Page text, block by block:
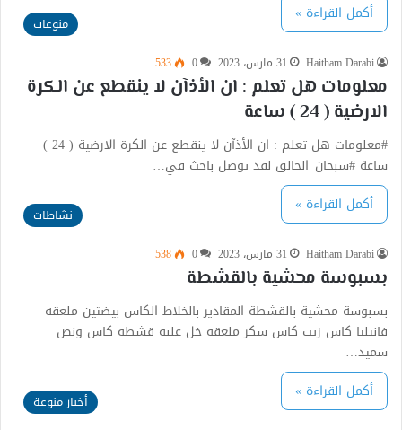
أكمل القراءة »
منوعات
Haitham Darabi 31 مارس، 2023 0
533
معلومات هل تعلم : ان ️الأذآن لا ينقطع عن الكرة
الارضية ( 24 ) ساعة
#معلومات هل تعلم : ان ️الأذآن لا ينقطع عن الكرة الارضية ( 24 )
ساعة #سبحان_الخالق لقد توصل باحث في…
أكمل القراءة »
نشاطات
Haitham Darabi 31 مارس، 2023 0
538
بسبوسة محشية بالقشطة
بسبوسة محشية بالقشطة المقادير بالخلاط الكاس بيضتين ملعقه
فانيليا كاس زيت كاس سكر ملعقه خل علبه قشطه کاس ونص
سميد…
أكمل القراءة »
أخبار منوعة